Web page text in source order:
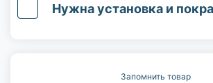
Нужна установка и
Запомнить товар